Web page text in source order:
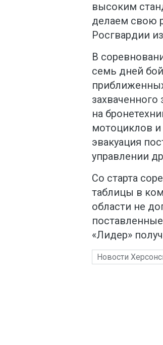
высоким
делаем свою
Росгвардии
В
семь дней
на
мотоциклов
эвакуация
управлении
Со старта
таблицы в
области не
«Лидер»
Новости